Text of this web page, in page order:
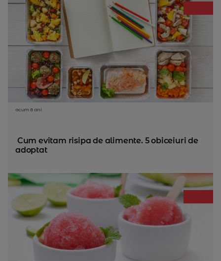
acum 8 ani
Cum evitam risipa de alimente. 5 obiceiuri de
adoptat